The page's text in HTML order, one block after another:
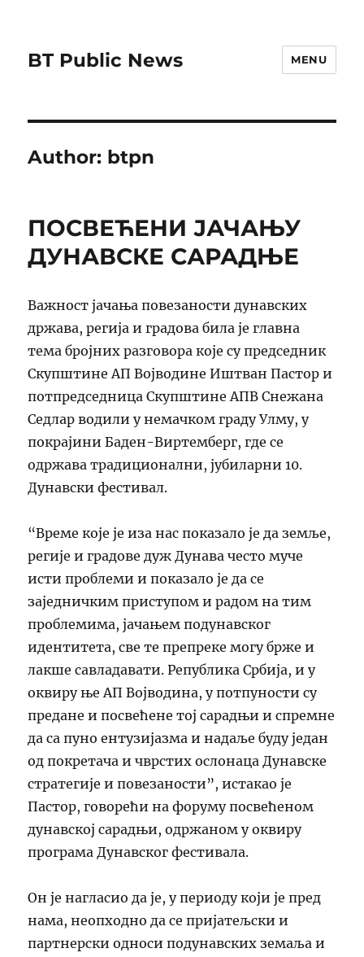
BT Public News MENU
Author: btpn
ПОСВЕЋЕНИ ЈАЧАЊУ
ДУНАВСКЕ САРАДЊЕ
Важност јачања повезаности дунавских
држава, регија и градова била је главна
тема бројних разговора које су председник
Скупштине АП Војводине Иштван Пастор и
потпредседница Скупштине АПВ Снежана
Седлар водили у немачком граду Улму, у
покрајини Баден-Виртемберг, где се
одржава традиционални, јубиларни 10.
Дунавски фестивал.
“Време које је иза нас показало је да земље,
регије и градове дуж Дунава често муче
исти проблеми и показало је да се
заједничким приступом и радом на тим
проблемима, јачањем подунавског
идентитета, све те препреке могу брже и
лакше савладавати. Република Србија, и у
оквиру ње АП Војводина, у потпуности су
предане и посвећене тој сарадњи и спремне
да са пуно ентузијазма и надаље буду један
од покретача и чврстих ослонаца Дунавске
стратегије и повезаности”, истакао је
Пастор, говорећи на форуму посвећеном
дунавској сарадњи, одржаном у оквиру
програма Дунавског фестивала.
Он је нагласио да је, у периоду који је пред
нама, неопходно да се пријатељски и
партнерски односи подунавских земаља и